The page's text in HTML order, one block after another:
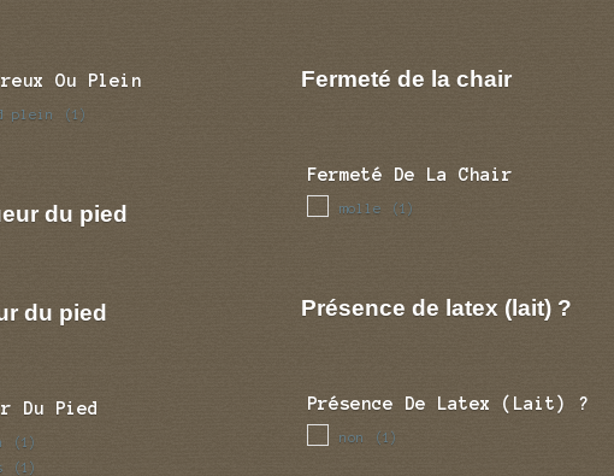
Ou Plein
plein (1)
du pied
du pied
Du Pied
(1)
(1)
Fermeté de la chair
Fermeté De La Chair
molle (1)
Présence de latex (lait) ?
Présence De Latex (lait) ?
non (1)